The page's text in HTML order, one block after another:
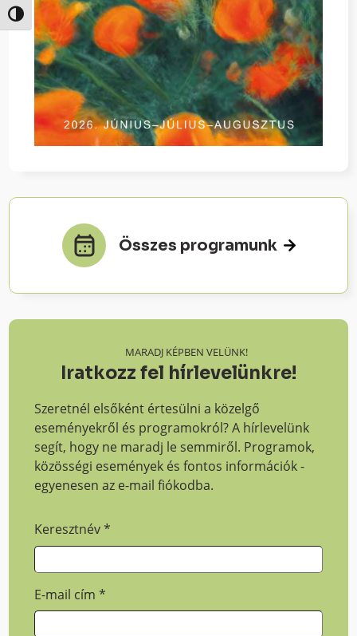
Nagy kontraszt váltása
Összes programunk
MARADJ KÉPBEN VELÜNK!
Iratkozz fel hírlevelünkre!
Szeretnél elsőként értesülni a közelgő
eseményekről és programokról? A hírlevelünk
segít, hogy ne maradj le semmiről. Programok,
közösségi események és fontos információk -
egyenesen az e-mail fiókodba.
Keresztnév*
E-mail cím*